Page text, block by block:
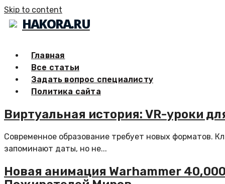
Skip to content
HAKORA.RU
Главная
Все статьи
Задать вопрос специалисту
Политика сайта
Виртуальная история: VR-уроки
Современное образование требует новых форматов.
запоминают даты, но не...
Новая анимация Warhammer